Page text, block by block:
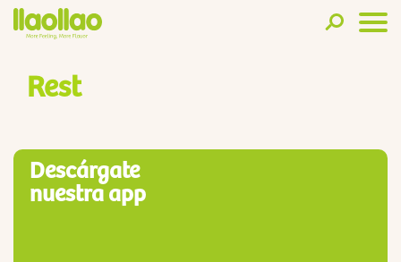
Rest
Descárgate
nuestra app